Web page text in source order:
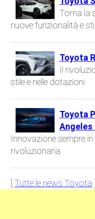
Torna la
nuove funzionalità e
Toyota
Il
stile e nelle dotazioni
Toyota
Angeles
Innovazione sempre
rivoluzionaria
[Tutte le news Toyota ]